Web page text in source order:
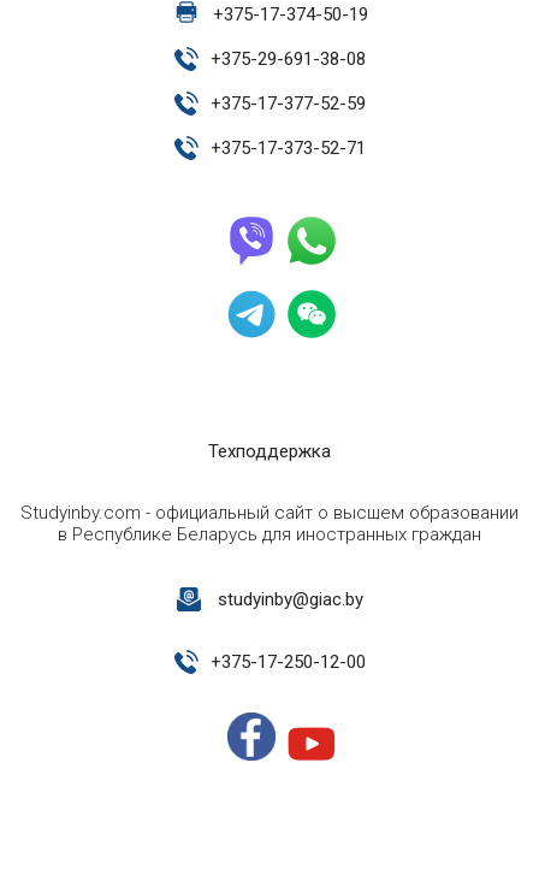
+375-17-374-50-19
+375-29-691-38-08
+375-17-377-52-59
+375-17-373-52-71
Техподдержка
Studyinby.com - официальный сайт о высшем образовании
в Республике Беларусь для иностранных граждан
studyinby@giac.by
+375-17-250-12-00